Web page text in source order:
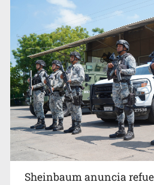
Anuncian comité ciudadano
Ernesto Ruffo
Sheinbaum anuncia